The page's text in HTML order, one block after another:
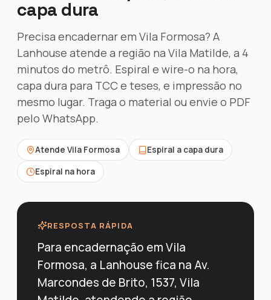
capa dura
Precisa encadernar em Vila Formosa? A
Lanhouse atende a região na Vila Matilde, a 4
minutos do metrô. Espiral e wire-o na hora,
capa dura para TCC e teses, e impressão no
mesmo lugar. Traga o material ou envie o PDF
pelo WhatsApp.
Atende Vila Formosa
Espiral a capa dura
Espiral na hora
RESPOSTA RÁPIDA
Para encadernação em Vila
Formosa, a Lanhouse fica na Av.
Marcondes de Brito, 1537, Vila